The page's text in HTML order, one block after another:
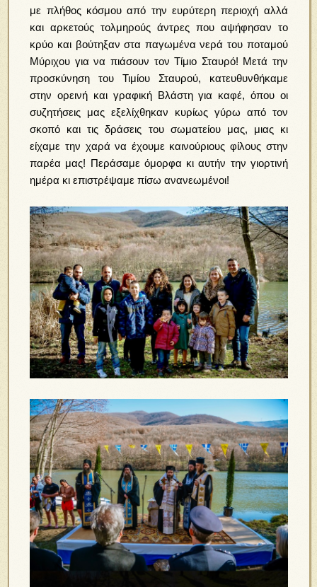
με πλήθος κόσμου από την ευρύτερη περιοχή αλλά
και αρκετούς τολμηρούς άντρες που αψήφησαν το
κρύο και βούτηξαν στα παγωμένα νερά του ποταμού
Μύριχου για να πιάσουν τον Τίμιο Σταυρό! Μετά την
προσκύνηση του Τιμίου Σταυρού, κατευθυνθήκαμε
στην ορεινή και γραφική Βλάστη για καφέ, όπου οι
συζητήσεις μας εξελίχθηκαν κυρίως γύρω από τον
σκοπό και τις δράσεις του σωματείου μας, μιας κι
είχαμε την χαρά να έχουμε καινούριους φίλους στην
παρέα μας! Περάσαμε όμορφα κι αυτήν την γιορτινή
ημέρα κι επιστρέψαμε πίσω ανανεωμένοι!